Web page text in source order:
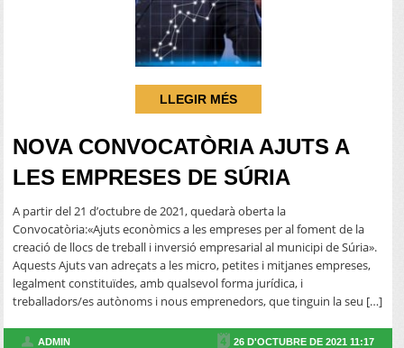
LLEGIR MÉS
NOVA CONVOCATÒRIA AJUTS A
LES EMPRESES DE SÚRIA
A partir del 21 d’octubre de 2021, quedarà oberta la
Convocatòria:«Ajuts econòmics a les empreses per al foment de la
creació de llocs de treball i inversió empresarial al municipi de Súria».
Aquests Ajuts van adreçats a les micro, petites i mitjanes empreses,
legalment constituïdes, amb qualsevol forma jurídica, i
treballadors/es autònoms i nous emprenedors, que tinguin la seu […]
ADMIN 26 D'OCTUBRE DE 2021 11:17